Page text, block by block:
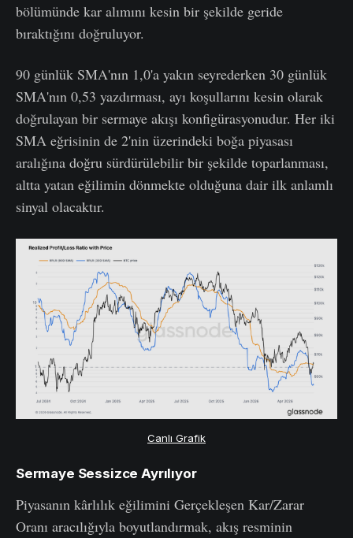
bölümünde kar alımını kesin bir şekilde geride
bıraktığını doğruluyor.
90 günlük SMA'nın 1,0'a yakın seyrederken 30 günlük
SMA'nın 0,53 yazdırması, ayı koşullarını kesin olarak
doğrulayan bir sermaye akışı konfigürasyonudur. Her iki
SMA eğrisinin de 2'nin üzerindeki boğa piyasası
aralığına doğru sürdürülebilir bir şekilde toparlanması,
altta yatan eğilimin dönmekte olduğuna dair ilk anlamlı
sinyal olacaktır.
Canlı Grafik
Sermaye Sessizce Ayrılıyor
Piyasanın kârlılık eğilimini Gerçekleşen Kar/Zarar
Oranı aracılığıyla boyutlandırmak, akış resminin